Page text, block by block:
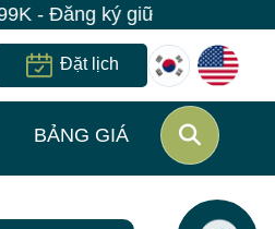
ký giữ suất ngay | Bệnh
Đặt lịch
BẢNG GIÁ